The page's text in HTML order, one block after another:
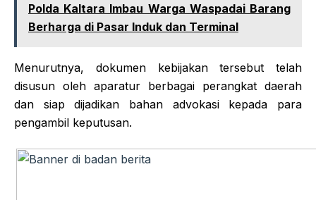
Polda Kaltara Imbau Warga Waspadai Barang
Berharga di Pasar Induk dan Terminal
Menurutnya, dokumen kebijakan tersebut telah
disusun oleh aparatur berbagai perangkat daerah
dan siap dijadikan bahan advokasi kepada para
pengambil keputusan.